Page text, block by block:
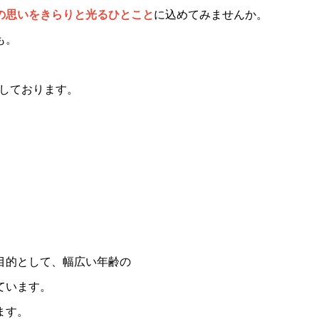
思いをきらりと光るひとことに込めてみませんか。
おります。
的として、幅広い年齢の
ます。
。